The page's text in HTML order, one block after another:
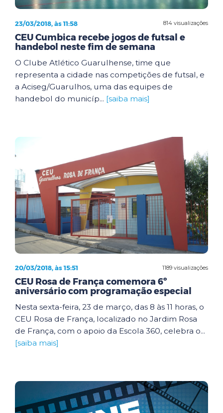
814 visualizações
23/03/2018, às 11:58
CEU Cumbica recebe jogos de futsal e
handebol neste fim de semana
O Clube Atlético Guarulhense, time que
representa a cidade nas competições de futsal, e
a Aciseg/Guarulhos, uma das equipes de
handebol do municíp... [saiba mais]
1189 visualizações
20/03/2018, às 15:51
CEU Rosa de França comemora 6º
aniversário com programação especial
Nesta sexta-feira, 23 de março, das 8 às 11 horas, o
CEU Rosa de França, localizado no Jardim Rosa
de França, com o apoio da Escola 360, celebra o...
[saiba mais]